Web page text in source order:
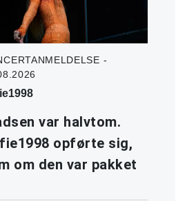
-
var halvtom.
opførte sig,
om den var pakket